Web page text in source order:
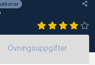
Övningsuppgifter